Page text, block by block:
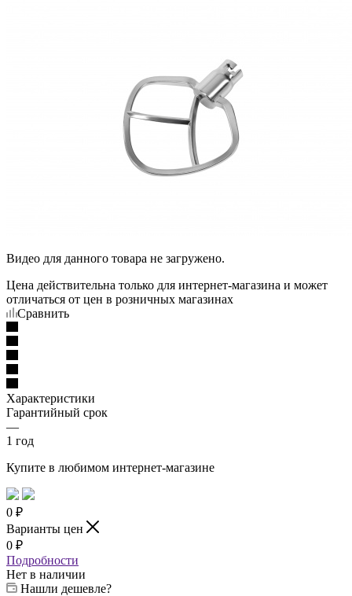
Видео для данного товара не загружено.
Цена действительна только для интернет-магазина и может
отличаться от цен в розничных магазинах
Сравнить
Характеристики
Гарантийный срок
—
1 год
Купите в любимом интернет-магазине
0 ₽
Варианты цен
0 ₽
Подробности
Нет в наличии
Нашли дешевле?